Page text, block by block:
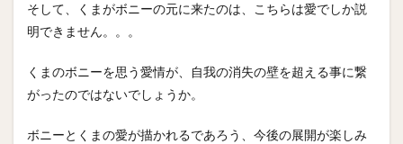
そして、くまがボニーの元に来たのは、こちらは愛でしか説
明できません。。。
くまのボニーを思う愛情が、自我の消失の壁を超える事に繋
がったのではないでしょうか。
ボニーとくまの愛が描かれるであろう、今後の展開が楽しみ